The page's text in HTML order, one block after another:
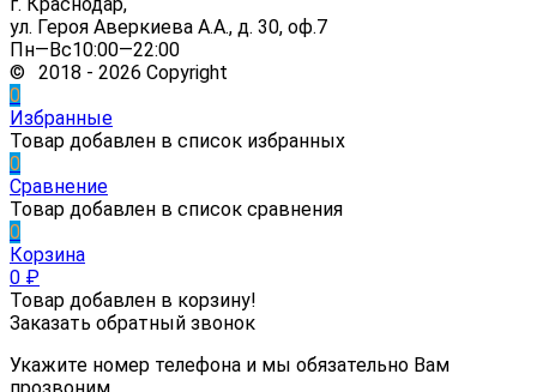
ул. Героя Аверкиева А.А., д. 30, оф.7
Пн—Вс10:00—22:00
© 2018 - 2026 Copyright
0
Избранные
Товар добавлен в список избранных
0
Сравнение
Товар добавлен в список сравнения
0
Корзина
0 ₽
Товар добавлен в корзину!
Заказать обратный звонок
Укажите номер телефона и мы обязательно Вам
прозвоним.